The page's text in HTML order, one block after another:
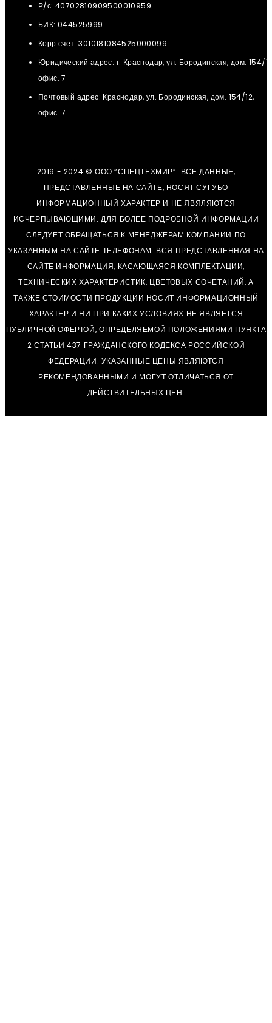
Р/с: 40702810909500010959
БИК: 044525999
Корр.счет: 3010181084525000099
Юридический адрес: г. Краснодар, ул. Бородинская, дом. 154/
офис. 7
Почтовый адрес: Краснодар, ул. Бородинская, дом. 154/12,
офис. 7
2019 - 2024 © ООО “СПЕЦТЕХМИР”. ВСЕ ДАННЫЕ,
ПРЕДСТАВЛЕННЫЕ НА САЙТЕ, НОСЯТ СУГУБО
ИНФОРМАЦИОННЫЙ ХАРАКТЕР И НЕ ЯВЯЛЯЮТСЯ
ИСЧЕРПЫВАЮЩИМИ. ДЛЯ БОЛЕЕ ПОДРОБНОЙ ИНФОРМАЦИИ
СЛЕДУЕТ ОБРАЩАТЬСЯ К МЕНЕДЖЕРАМ КОМПАНИИ ПО
УКАЗАННЫМ НА САЙТЕ ТЕЛЕФОНАМ. ВСЯ ПРЕДСТАВЛЕННАЯ НА
САЙТЕ ИНФОРМАЦИЯ, КАСАЮЩАЯСЯ КОМПЛЕКТАЦИИ,
ТЕХНИЧЕСКИХ ХАРАКТЕРИСТИК, ЦВЕТОВЫХ СОЧЕТАНИЙ, А
ТАКЖЕ СТОИМОСТИ ПРОДУКЦИИ НОСИТ ИНФОРМАЦИОННЫЙ
ХАРАКТЕР И НИ ПРИ КАКИХ УСЛОВИЯХ НЕ ЯВЛЯЕТСЯ
ПУБЛИЧНОЙ ОФЕРТОЙ, ОПРЕДЕЛЯЕМОЙ ПОЛОЖЕНИЯМИ ПУНКТА
2 СТАТЬИ 437 ГРАЖДАНСКОГО КОДЕКСА РОССИЙСКОЙ
ФЕДЕРАЦИИ. УКАЗАННЫЕ ЦЕНЫ ЯВЛЯЮТСЯ
РЕКОМЕНДОВАННЫМИ И МОГУТ ОТЛИЧАТЬСЯ ОТ
ДЕЙСТВИТЕЛЬНЫХ ЦЕН.